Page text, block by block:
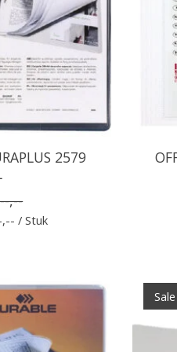
2579
,--
/ Stuk
Sale